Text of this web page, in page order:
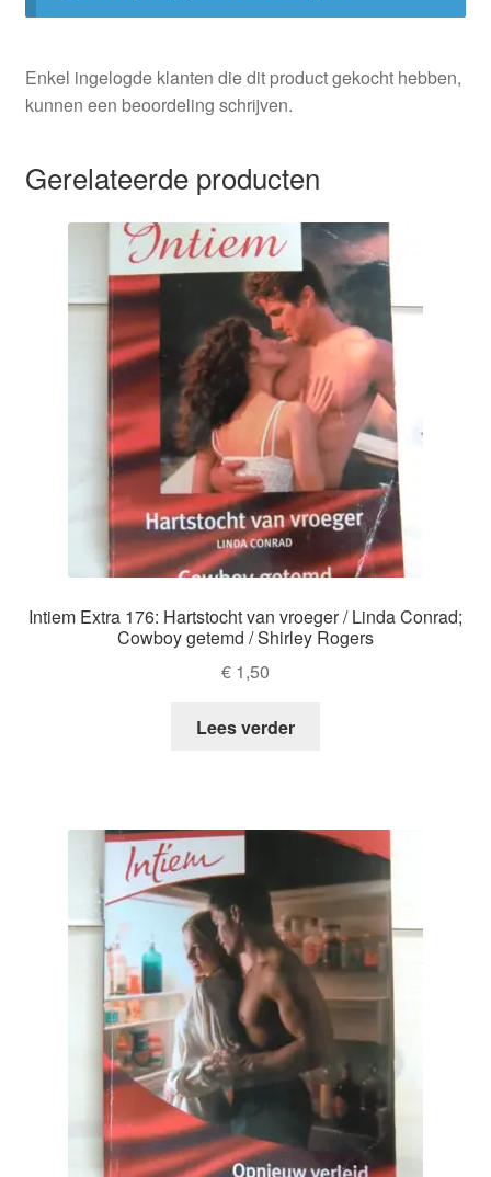
Enkel ingelogde klanten die dit product gekocht hebben,
kunnen een beoordeling schrijven.
Gerelateerde producten
Intiem Extra 176: Hartstocht van vroeger / Linda Conrad;
Cowboy getemd / Shirley Rogers
€ 1,50
Lees verder